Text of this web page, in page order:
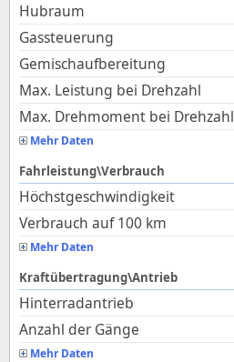
Hubraum
Gassteuerung
Gemischaufbereitung
Max. Leistung bei Drehzahl
Max. Drehmoment bei Drehzahl
Mehr Daten
Fahrleistung\Verbrauch
Höchstgeschwindigkeit
Verbrauch auf 100 km
Mehr Daten
Kraftübertragung\Antrieb
Hinterradantrieb
Anzahl der Gänge
Mehr Daten